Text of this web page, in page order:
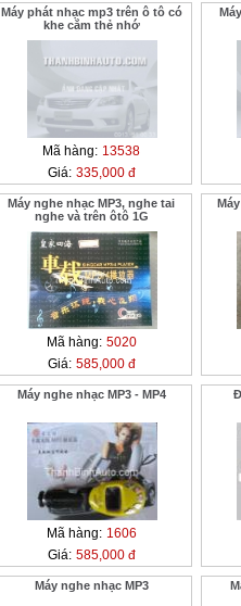
Máy phát nhạc mp3 trên ô tô có
khe cắm thẻ nhớ
Mã hàng: 13538
Giá: 335,000 đ
Máy nghe nhạc MP3, nghe tai
nghe và trên ôtô 1G
Mã hàng: 5020
Giá: 585,000 đ
Máy nghe nhạc MP3 - MP4
Mã hàng: 1606
Giá: 585,000 đ
Máy nghe nhạc MP3